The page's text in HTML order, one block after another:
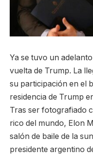
Ya se tuvo un
vuelta de Trump. La
su participación en el
residencia de Trump
Tras ser fotografiado
rico del mundo, Elon
salón de baile de la
presidente argentino